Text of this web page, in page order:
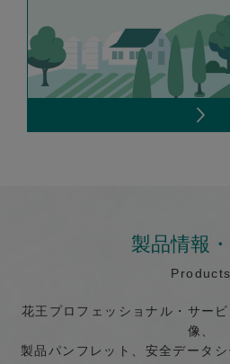
製品情報
Products
花王プロフェッショナル・サー
像、
製品パンフレット、安全データ